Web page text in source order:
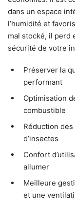
dans un espace
l’humidité et
mal stocké, il perd
sécurité de votre
Préserver la
performant
Optimisation
combustible
Réduction
d’insectes
Confort
allumer
Meilleure
et une